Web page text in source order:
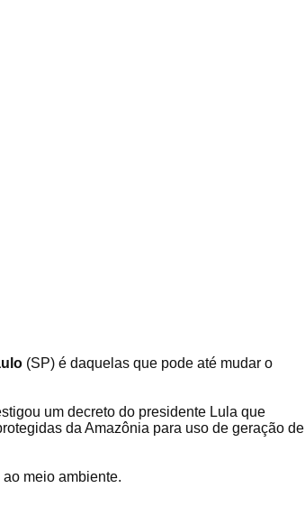
(SP) é daquelas que pode até mudar o
um decreto do presidente Lula que
da Amazônia para uso de geração de
meio ambiente.